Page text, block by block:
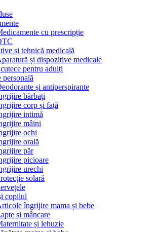
cu prescripție
și tehnică medicală
și dispozitive medicale
pentru adulți
și antiperspirante
bărbați
corp și față
intimă
mâini
ochi
orală
păr
picioare
urechi
solară
copilul
îngrijire mama și bebe
și mâncare
și lehuzie